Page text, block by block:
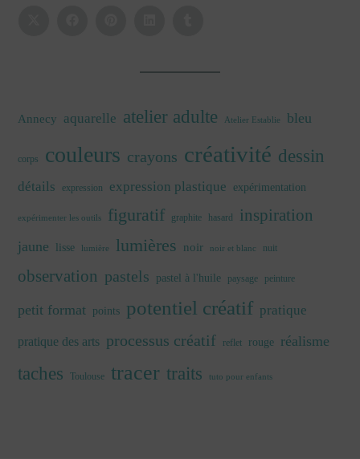
Annecy aquarelle atelier adulte Atelier Establie bleu
corps couleurs crayons créativité dessin
détails expression expression plastique expérimentation
expérimenter les outils figuratif graphite hasard inspiration
jaune lisse lumière lumières noir noir et blanc nuit
observation pastels pastel à l'huile paysage peinture
petit format points potentiel créatif pratique
pratique des arts processus créatif reflet rouge réalisme
taches Toulouse tracer traits tuto pour enfants